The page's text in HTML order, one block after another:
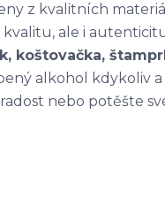
z kvalitních
ale i
koštovačka,
alkohol kdykoliv
nebo potěšte